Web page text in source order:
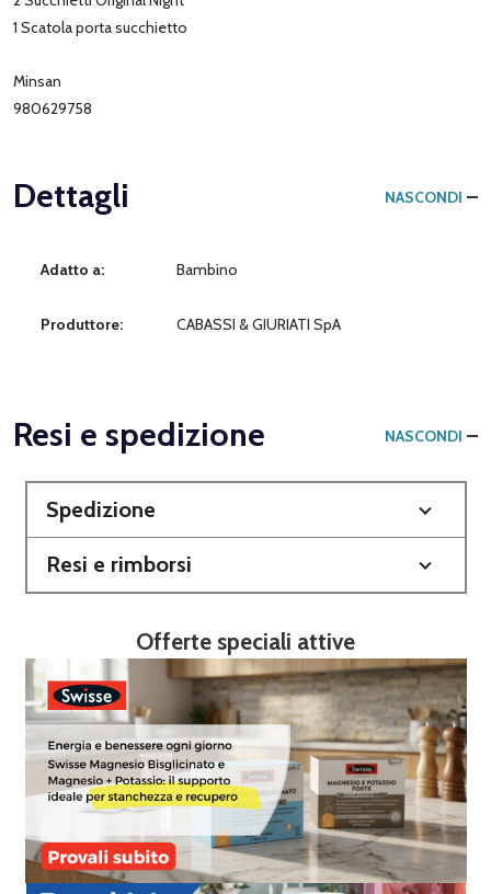
1 Scatola porta succhietto
Minsan
980629758
Dettagli NASCONDI
Adatto a: Bambino
Produttore: CABASSI & GIURIATI SpA
Resi e spedizione NASCONDI
Spedizione
Resi e rimborsi
Offerte speciali attive